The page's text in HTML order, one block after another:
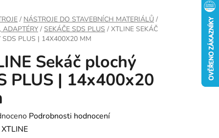
/ NÁSTROJE DO STAVEBNÍCH MATERIÁLŮ /
ADAPTÉRY / SEKÁČE SDS PLUS / XTLINE SEKÁČ
SDS PLUS | 14X400X20 MM
Sekáč plochý
PLUS | 14x400x20
Podrobnosti hodnocení
XTLINE